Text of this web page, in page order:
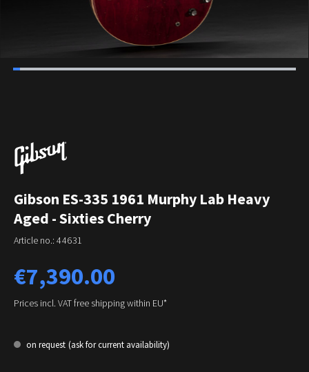
Gibson ES-335 1961 Murphy Lab Heavy
Aged - Sixties Cherry
Article no.: 44631
Regular price:
€7,390.00
Prices incl. VAT free shipping within EU*
on request (ask for current availability)